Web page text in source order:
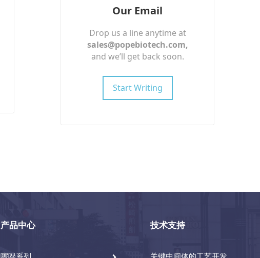
Our Email
Drop us a line anytime at
sales@popebiotech.com,
and we’ll get back soon.
Start Writing
产品中心
噻唑系列
技术支持
关键中间体的工艺开发